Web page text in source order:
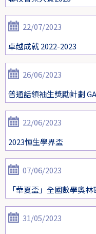
22/07/2023
卓越成就 2022-2023
26/06/2023
普通話領袖生獎勵計劃
22/06/2023
2023恒生學界盃
07/06/2023
「華夏盃」全國數學奧
31/05/2023